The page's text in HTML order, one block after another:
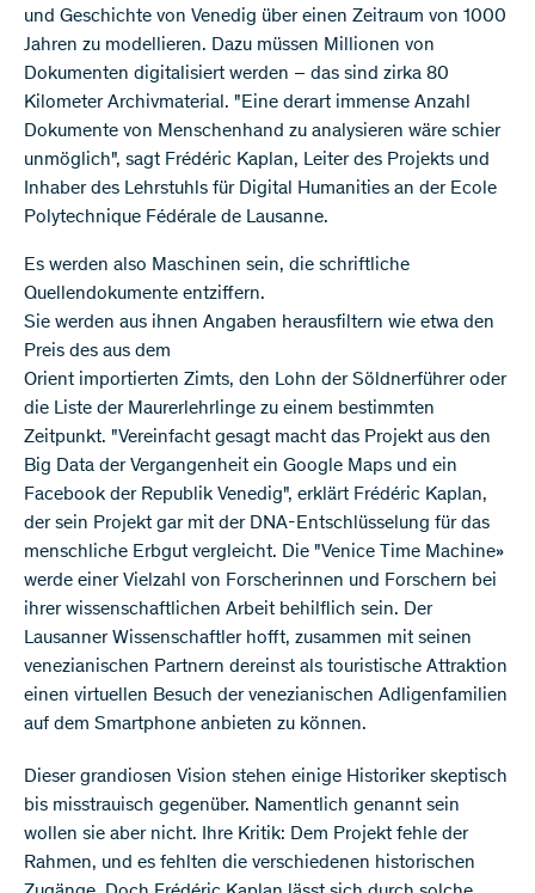
und Geschichte von Venedig über einen Zeitraum von 1000
Jahren zu modellieren. Dazu müssen Millionen von
Dokumenten digitalisiert werden – das sind zirka 80
Kilometer Archivmaterial. "Eine derart immense Anzahl
Dokumente von Menschenhand zu analysieren wäre schier
unmöglich", sagt Frédéric Kaplan, Leiter des Projekts und
Inhaber des Lehrstuhls für Digital Humanities an der Ecole
Polytechnique Fédérale de Lausanne.
Es werden also Maschinen sein, die schriftliche
Quellendokumente entziffern.
Sie werden aus ihnen Angaben herausfiltern wie etwa den
Preis des aus dem
Orient importierten Zimts, den Lohn der Söldnerführer oder
die Liste der Maurerlehrlinge zu einem bestimmten
Zeitpunkt. "Vereinfacht gesagt macht das Projekt aus den
Big Data der Vergangenheit ein Google Maps und ein
Facebook der Republik Venedig", erklärt Frédéric Kaplan,
der sein Projekt gar mit der DNA-Entschlüsselung für das
menschliche Erbgut vergleicht. Die "Venice Time Machine»
werde einer Vielzahl von Forscherinnen und Forschern bei
ihrer wissenschaftlichen Arbeit behilflich sein. Der
Lausanner Wissenschaftler hofft, zusammen mit seinen
venezianischen Partnern dereinst als touristische Attraktion
einen virtuellen Besuch der venezianischen Adligenfamilien
auf dem Smartphone anbieten zu können.
Dieser grandiosen Vision stehen einige Historiker skeptisch
bis misstrauisch gegenüber. Namentlich genannt sein
wollen sie aber nicht. Ihre Kritik: Dem Projekt fehle der
Rahmen, und es fehlten die verschiedenen historischen